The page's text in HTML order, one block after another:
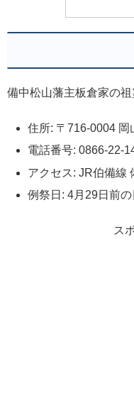
備中松山藩主板倉家の祖
住所: 〒716-0004
電話番号: 0866-22-
アクセス: JR伯備線
例祭日: 4月29日前の
ス